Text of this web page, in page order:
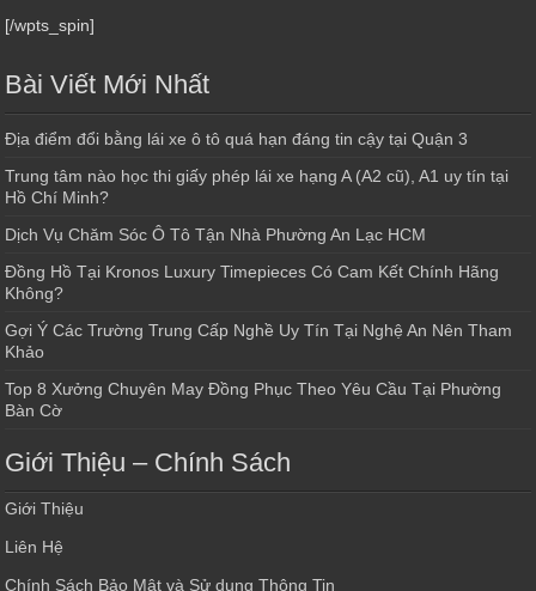
[/wpts_spin]
Bài Viết Mới Nhất
Địa điểm đổi bằng lái xe ô tô quá hạn đáng tin cậy tại Quận 3
Trung tâm nào học thi giấy phép lái xe hạng A (A2 cũ), A1 uy tín tại
Hồ Chí Minh?
Dịch Vụ Chăm Sóc Ô Tô Tận Nhà Phường An Lạc HCM
Đồng Hồ Tại Kronos Luxury Timepieces Có Cam Kết Chính Hãng
Không?
Gợi Ý Các Trường Trung Cấp Nghề Uy Tín Tại Nghệ An Nên Tham
Khảo
Top 8 Xưởng Chuyên May Đồng Phục Theo Yêu Cầu Tại Phường
Bàn Cờ
Giới Thiệu – Chính Sách
Giới Thiệu
Liên Hệ
Chính Sách Bảo Mật và Sử dụng Thông Tin